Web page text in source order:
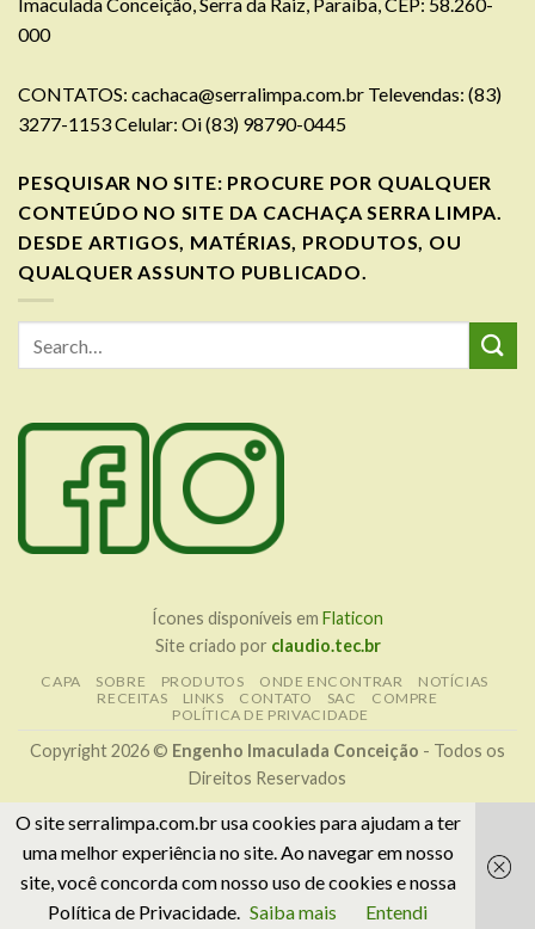
000
CONTATOS: cachaca@serralimpa.com.br Televendas: (83)
3277-1153 Celular: Oi (83) 98790-0445
PESQUISAR NO SITE: PROCURE POR QUALQUER
CONTEÚDO NO SITE DA CACHAÇA SERRA LIMPA.
DESDE ARTIGOS, MATÉRIAS, PRODUTOS, OU
QUALQUER ASSUNTO PUBLICADO.
Ícones disponíveis em Flaticon
Site criado por claudio.tec.br
CAPA SOBRE PRODUTOS ONDE ENCONTRAR
NOTÍCIAS
RECEITAS
LINKS CONTATO SAC
COMPRE
POLÍTICA DE PRIVACIDADE
Copyright 2026 © Engenho Imaculada Conceição - Todos os
Direitos Reservados
O site serralimpa.com.br usa cookies para ajudam a ter
uma melhor experiência no site. Ao navegar em nosso
site, você concorda com nosso uso de cookies e nossa
Política de Privacidade. Saiba mais Entendi